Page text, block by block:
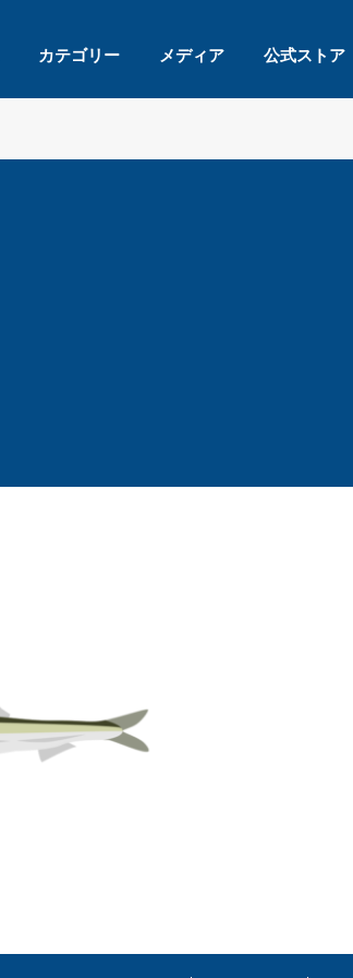
カテゴリー メディア 公式ストア